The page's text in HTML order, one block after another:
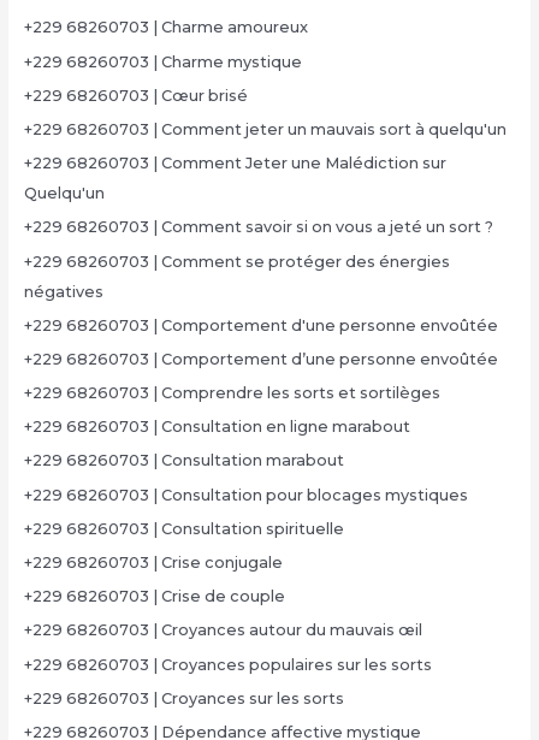
+229 68260703 | Charme amoureux
+229 68260703 | Charme mystique
+229 68260703 | Cœur brisé
+229 68260703 | Comment jeter un mauvais sort à quelqu'un
+229 68260703 | Comment Jeter une Malédiction sur
Quelqu'un
+229 68260703 | Comment savoir si on vous a jeté un sort ?
+229 68260703 | Comment se protéger des énergies
négatives
+229 68260703 | Comportement d'une personne envoûtée
+229 68260703 | Comportement d’une personne envoûtée
+229 68260703 | Comprendre les sorts et sortilèges
+229 68260703 | Consultation en ligne marabout
+229 68260703 | Consultation marabout
+229 68260703 | Consultation pour blocages mystiques
+229 68260703 | Consultation spirituelle
+229 68260703 | Crise conjugale
+229 68260703 | Crise de couple
+229 68260703 | Croyances autour du mauvais œil
+229 68260703 | Croyances populaires sur les sorts
+229 68260703 | Croyances sur les sorts
+229 68260703 | Dépendance affective mystique